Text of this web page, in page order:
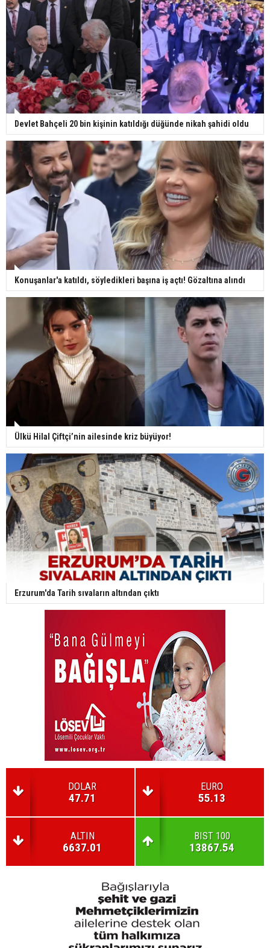
Devlet Bahçeli 20 bin kişinin katıldığı düğünde nikah şahidi oldu
Konuşanlar'a katıldı, söyledikleri başına iş açtı! Gözaltına alındı
Ülkü Hilal Çiftçi’nin ailesinde kriz büyüyor!
Erzurum'da Tarih sıvaların altından çıktı
DOLAR
47.71
EURO
55.13
ALTIN
6637.01
BIST 100
13867.54